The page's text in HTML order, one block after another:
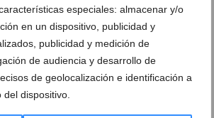
especiales: almacenar y/o
en un dispositivo, publicidad y
publicidad y medición de
de audiencia y desarrollo de
de geolocalización e identificación a
dispositivo.
el Montgó o la vibrante vida urbana
dos opciones deSilvia Piera
una inversión sólida basada en la
la versatilidad de sus espacios y
en el mercado actual.